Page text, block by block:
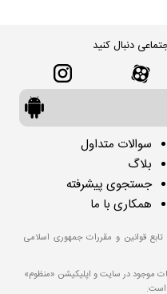
دنبال کنید
سوالات متداول
بلاگ
جستجوی پیشرفته
همکاری با ما
قوانین و مقررات جمهوری اسلامی
موجود در سایت و اپلیکیشن «منظوم»
است.